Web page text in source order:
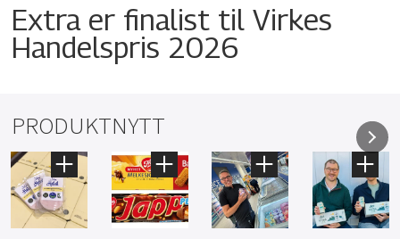
Extra er finalist til Virkes
Handelspris 2026
PRODUKTNYTT